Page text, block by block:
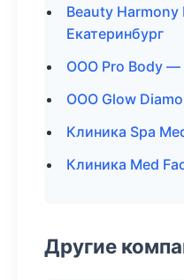
Beauty
Екатеринбург
ООО Pro Body —
ООО Glow
Клиника Spa
Клиника Med
Другие